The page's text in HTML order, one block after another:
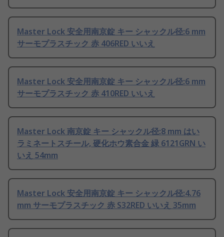
Master Lock 安全用南京錠 キー シャックル径:6 mm
サーモプラスチック 赤 406RED いいえ
Master Lock 安全用南京錠 キー シャックル径:6 mm
サーモプラスチック 赤 410RED いいえ
Master Lock 南京錠 キー シャックル径:8 mm はい
ラミネートスチール, 硬化ホウ素合金 緑 6121GRN い
いえ 54mm
Master Lock 安全用南京錠 キー シャックル径:4.76
mm サーモプラスチック 赤 S32RED いいえ 35mm